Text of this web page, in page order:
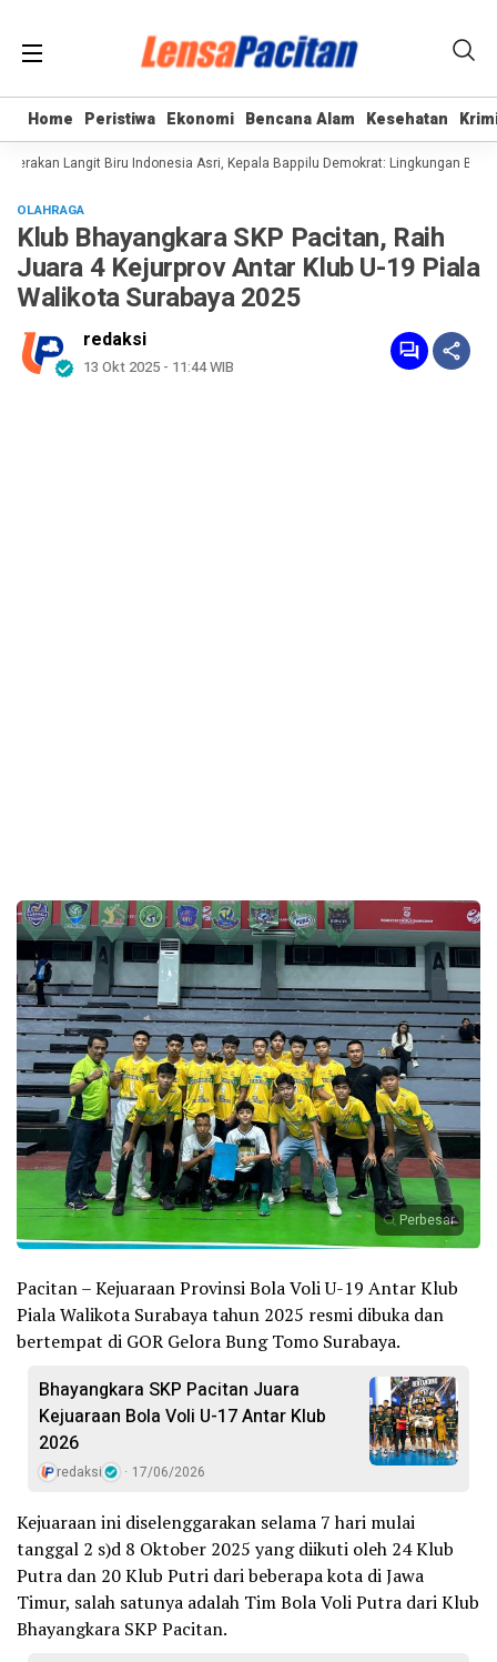
Home Peristiwa Ekonomi Bencana Alam Kesehatan
Home Peristiwa Ekonomi Bencana Alam Kesehatan
Langit Biru Indonesia Asri, Kepala Bappilu Demokrat: Lingkungan
OLAHRAGA
Klub Bhayangkara SKP Pacitan, Raih
Juara 4 Kejurprov Antar Klub U-19 Piala
Walikota Surabaya 2025
redaksi
13 Okt 2025 - 11:44 WIB
Perbesar
Pacitan – Kejuaraan Provinsi Bola Voli U-19 Antar Klub
Piala Walikota Surabaya tahun 2025 resmi dibuka dan
bertempat di GOR Gelora Bung Tomo Surabaya.
Bhayangkara SKP Pacitan Juara
Kejuaraan Bola Voli U-17 Antar Klub
2026
redaksi 17/06/2026
Kejuaraan ini diselenggarakan selama 7 hari mulai
tanggal 2 s)d 8 Oktober 2025 yang diikuti oleh 24 Klub
Putra dan 20 Klub Putri dari beberapa kota di Jawa
Timur, salah satunya adalah Tim Bola Voli Putra dari Klub
Bhayangkara SKP Pacitan.